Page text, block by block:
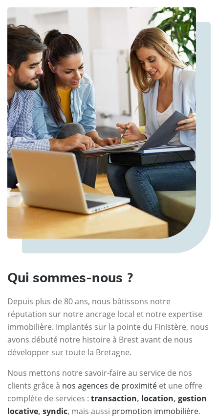
Qui sommes-nous ?
Depuis plus de 80 ans, nous bâtissons notre
réputation sur notre ancrage local et notre expertise
immobilière. Implantés sur la pointe du Finistère, nous
avons débuté notre histoire à Brest avant de nous
développer sur toute la Bretagne.
Nous mettons notre savoir-faire au service de nos
clients grâce à nos agences de proximité et une offre
complète de services : transaction, location, gestion
locative, syndic, mais aussi promotion immobilière.